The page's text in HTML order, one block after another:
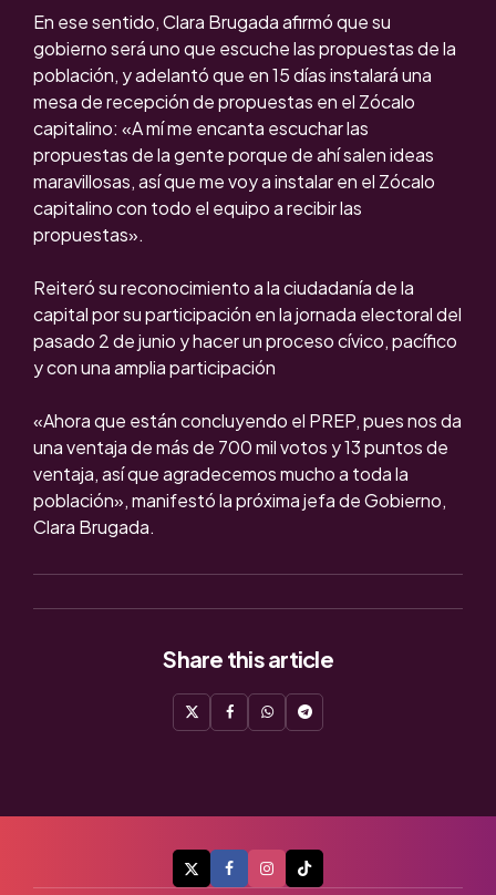
En ese sentido, Clara Brugada afirmó que su
gobierno será uno que escuche las propuestas de la
población, y adelantó que en 15 días instalará una
mesa de recepción de propuestas en el Zócalo
capitalino: «A mí me encanta escuchar las
propuestas de la gente porque de ahí salen ideas
maravillosas, así que me voy a instalar en el Zócalo
capitalino con todo el equipo a recibir las
propuestas».
Reiteró su reconocimiento a la ciudadanía de la
capital por su participación en la jornada electoral del
pasado 2 de junio y hacer un proceso cívico, pacífico
y con una amplia participación
«Ahora que están concluyendo el PREP, pues nos da
una ventaja de más de 700 mil votos y 13 puntos de
ventaja, así que agradecemos mucho a toda la
población», manifestó la próxima jefa de Gobierno,
Clara Brugada.
Share this article